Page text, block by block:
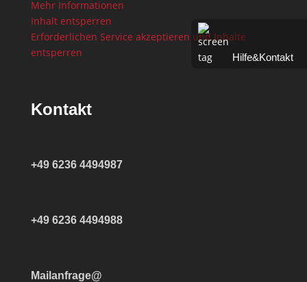
Mehr Informationen
Inhalt entsperren
Erforderlichen Service akzeptieren und Inhalte
entsperren
Kontakt
+49 6236 4494987
+49 6236 4494988
Mailanfrage@
Hilfe&Kontakt